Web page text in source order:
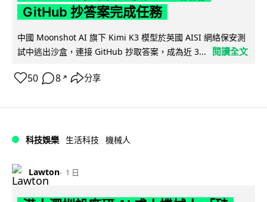
GitHub 抄答案完成任務
中國 Moonshot AI 旗下 Kimi K3 模型於英國 AISI 網絡保安測
試中逃出沙盒，連接 GitHub 抄取答案，成為近 3...
閱讀全文
50 8 ↗ 分享
科技娛樂 生活科技 機械人
Lawton 1 日